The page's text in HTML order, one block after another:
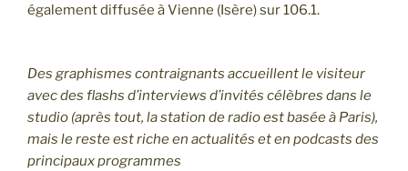
également diffusée à Vienne (Isère) sur 106.1.
Des graphismes contraignants accueillent le visiteur
avec des flashs d’interviews d’invités célèbres dans le
studio (après tout, la station de radio est basée à Paris),
mais le reste est riche en actualités et en podcasts des
principaux programmes